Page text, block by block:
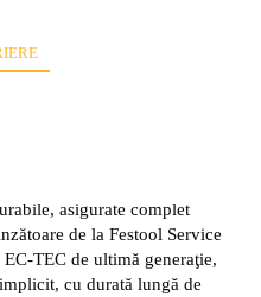
asigurate complet
de la Festool Service
TEC de ultimă generaţie,
cu durată lungă de